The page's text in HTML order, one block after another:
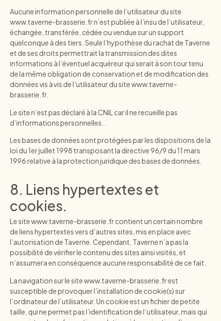
Aucune information personnelle de l’utilisateur du site
www.taverne-brasserie.frn’est publiée à l’insu de l’utilisateur,
échangée, transférée, cédée ou vendue sur un support
quelconque à des tiers. Seule l’hypothèse du rachat de Taverne
et de ses droits permettrait la transmission des dites
informations à l’éventuel acquéreur qui serait à son tour tenu
de la même obligation de conservation et de modification des
données vis à vis de l’utilisateur du sitewww.taverne-
brasserie.fr.
Le site n’est pas déclaré à la CNIL car il ne recueille pas
d’informations personnelles. .
Les bases de données sont protégées par les dispositions de la
loi du 1er juillet 1998 transposant la directive 96/9 du 11 mars
1996 relative à la protection juridique des bases de données.
8. Liens hypertextes et
cookies.
Le sitewww.taverne-brasserie.frcontient un certain nombre
de liens hypertextes vers d’autres sites, mis en place avec
l’autorisation de Taverne. Cependant, Taverne n’a pas la
possibilité de vérifier le contenu des sites ainsi visités, et
n’assumera en conséquence aucune responsabilité de ce fait.
La navigation sur le sitewww.taverne-brasserie.frest
susceptible de provoquer l’installation de cookie(s) sur
l’ordinateur de l’utilisateur. Un cookie est un fichier de petite
taille, qui ne permet pas l’identification de l’utilisateur, mais qui